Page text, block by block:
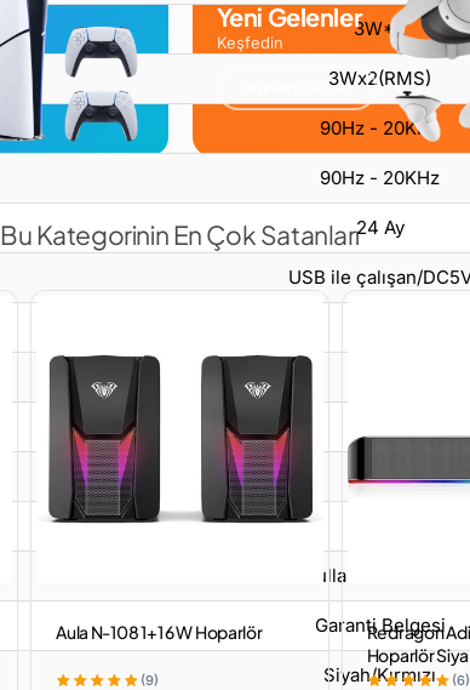
3W*2
3Wx2(RMS)
90Hz - 20KHz
90Hz - 20KHz
24 Ay
USB ile çalışan/
SN-120
Kullanım Kılavuzu
Garanti Belgesi
Siyah/Kırmızı
Yeni Gelenler
Keşfedin
Ürünlere Göz At
Bu Kategorinin En Çok Satanları
Aula N-108 1+1 6 W Hoparlör
(9)
Redragon
Hoparlör
(6)